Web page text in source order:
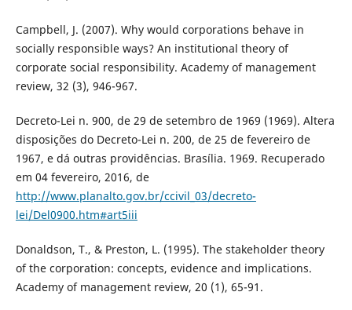
Campbell, J. (2007). Why would corporations behave in
socially responsible ways? An institutional theory of
corporate social responsibility. Academy of management
review, 32 (3), 946-967.
Decreto-Lei n. 900, de 29 de setembro de 1969 (1969). Altera
disposições do Decreto-Lei n. 200, de 25 de fevereiro de
1967, e dá outras providências. Brasília. 1969. Recuperado
em 04 fevereiro, 2016, de
http://www.planalto.gov.br/ccivil_03/decreto-
lei/Del0900.htm#art5iii
Donaldson, T., & Preston, L. (1995). The stakeholder theory
of the corporation: concepts, evidence and implications.
Academy of management review, 20 (1), 65-91.